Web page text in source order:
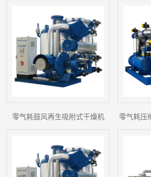
零气耗鼓风再生吸附式干燥机 零气耗压